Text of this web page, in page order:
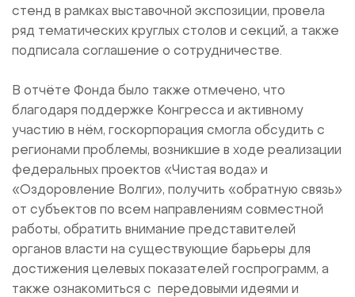
стенд в рамках выставочной экспозиции, провела
ряд тематических круглых столов и секций, а также
подписала соглашение о сотрудничестве.
В отчёте Фонда было также отмечено, что
благодаря поддержке Конгресса и активному
участию в нём, госкорпорация смогла обсудить с
регионами проблемы, возникшие в ходе реализации
федеральных проектов «Чистая вода» и
«Оздоровление Волги», получить «обратную связь»
от субъектов по всем направлениям совместной
работы, обратить внимание представителей
органов власти на существующие барьеры для
достижения целевых показателей госпрограмм, а
также ознакомиться с передовыми идеями и